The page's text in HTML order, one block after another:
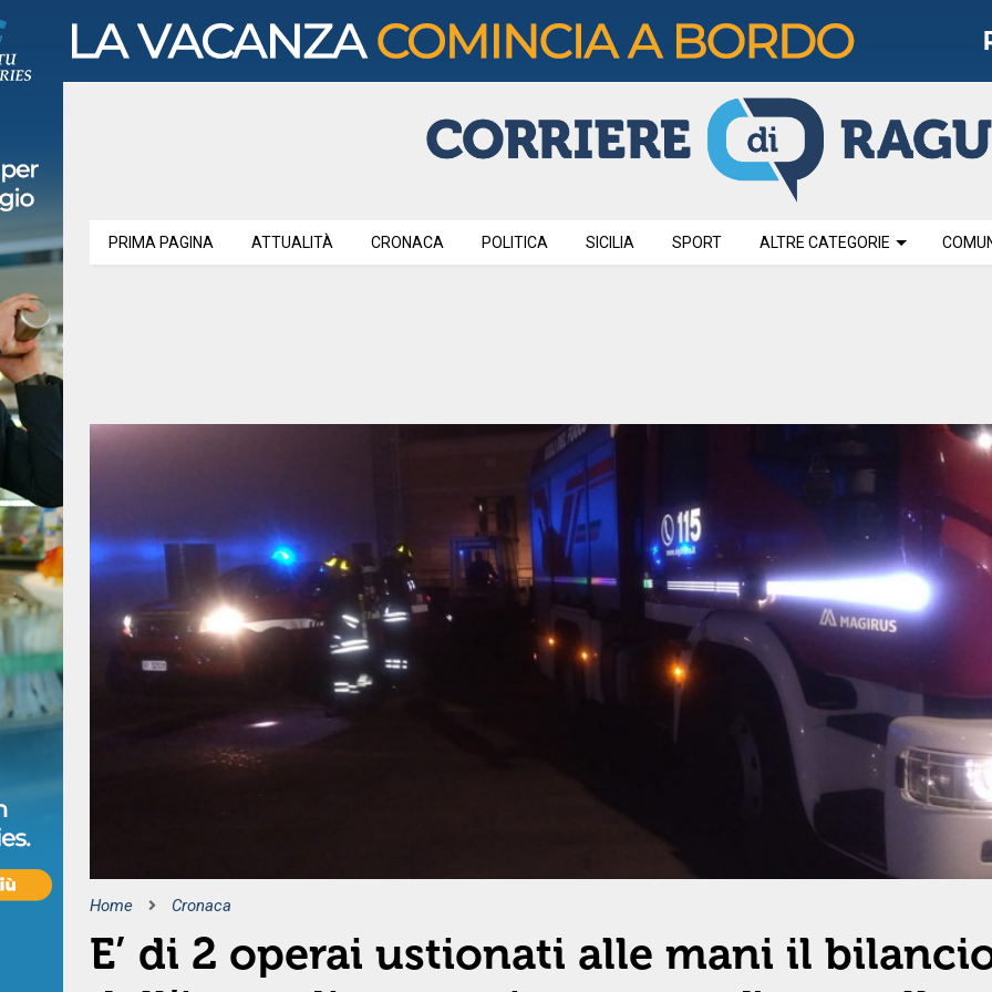
PRIMA PAGINA ATTUALITÀ CRONACA POLITICA SICILIA SPORT ALTRE CATEGORIE
Home Cronaca
E’ di 2 operai ustionati alle mani il